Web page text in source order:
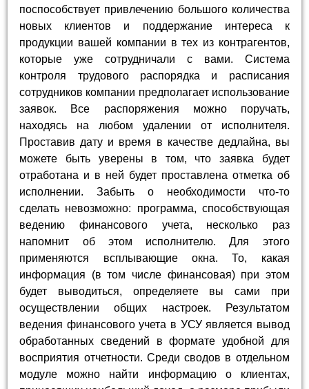
поспособствует привлечению большого количества
новых клиентов и поддержание интереса к
продукции вашей компании в тех из контрагентов,
которые уже сотрудничали с вами. Система
контроля трудового распорядка и расписания
сотрудников компании предполагает использование
заявок. Все распоряжения можно поручать,
находясь на любом удалении от исполнителя.
Проставив дату и время в качестве дедлайна, вы
можете быть уверены в том, что заявка будет
отработана и в ней будет проставлена отметка об
исполнении. Забыть о необходимости что-то
сделать невозможно: программа, способствующая
ведению финансового учета, несколько раз
напомнит об этом исполнителю. Для этого
применяются всплывающие окна. То, какая
информация (в том числе финансовая) при этом
будет выводиться, определяете вы сами при
осуществлении общих настроек. Результатом
ведения финансового учета в УСУ является вывод
обработанных сведений в формате удобной для
восприятия отчетности. Среди сводов в отдельном
модуле можно найти информацию о клиентах,